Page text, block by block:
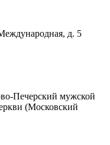
д. 5
Печерский мужской
(Московский